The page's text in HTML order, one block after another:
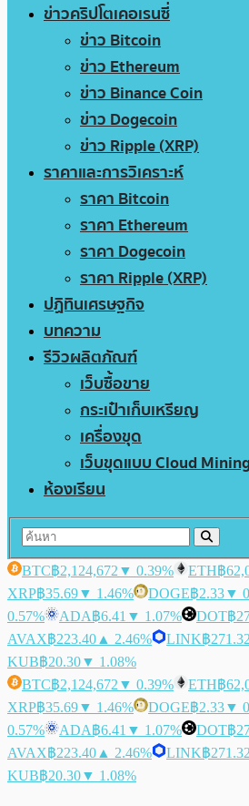
ข่าวคริปโตเคอเรนซี่
ข่าว Bitcoin
ข่าว Ethereum
ข่าว Binance Coin
ข่าว Dogecoin
ข่าว Ripple (XRP)
ราคาและการวิเคราะห์
ราคา Bitcoin
ราคา Ethereum
ราคา Dogecoin
ราคา Ripple (XRP)
ปฏิทินเศรษฐกิจ
บทความ
รีวิวผลิตภัณฑ์
เว็บซื้อขาย
กระเป๋าเก็บเหรียญ
เครื่องขุด
เว็บขุดแบบ Cloud Mining
ห้องเรียน
BTC฿2,124,672 ▼ 0.39% ETH฿
XRP฿35.69▼ 1.46% DOGE฿2.33▼
0.57%
ADA฿6.41 ▼ 1.07% DOT฿
AVAX฿223.40 ▲ 2.46% LINK฿271.32
KUB฿20.30▼ 1.08%
BTC฿2,124,672 ▼ 0.39% ETH฿
XRP฿35.69▼ 1.46% DOGE฿2.33▼
0.57%
ADA฿6.41 ▼ 1.07% DOT฿
AVAX฿223.40 ▲ 2.46% LINK฿271.32
KUB฿20.30▼ 1.08%